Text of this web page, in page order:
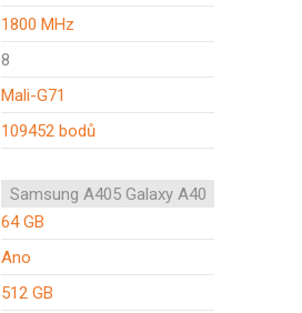
1800 MHz
8
Mali-G71
109452 bodů
Samsung A405 Galaxy A40
64 GB
Ano
512 GB